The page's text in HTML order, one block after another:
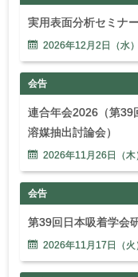
実用表面分析セミナ
2026年12月 2日（水）
会告
連合年会2026（第39
溶媒抽出討論会）
2026年11月 26日（木
会告
第39回日本吸着学会
2026年11月 17日（火